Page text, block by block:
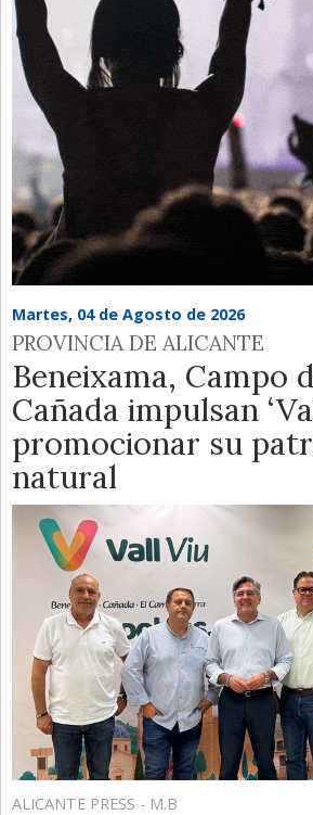
Martes, 04 de Agosto de 2026
PROVINCIA DE ALICANTE
Beneixama, Campo
Cañada impulsan
promocionar su
natural
ALICANTE PRESS - M.B